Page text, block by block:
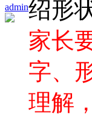
admin绍形
家长
字、
理解